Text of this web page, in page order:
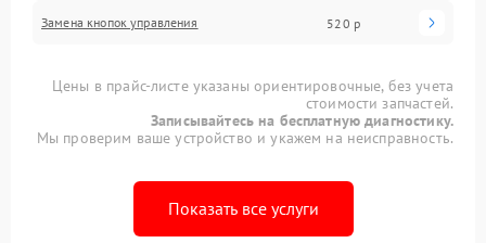
Замена кнопок управления 520 р
Цены в прайс-листе указаны ориентировочные, без учета
стоимости запчастей.
Записывайтесь на бесплатную диагностику.
Мы проверим ваше устройство и укажем на неисправность.
Показать все услуги